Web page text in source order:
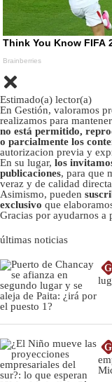
Estimado(a) lector(a)
En Gestión, valoramos
realizamos para
no está permitido,
o parcialmente los
autorizacion previa y
En su lugar, los
publicaciones, para que
veraz y de calidad
Asimismo, pueden
exclusivo que
Gracias por ayudarnos a
últimas noticias
G
G